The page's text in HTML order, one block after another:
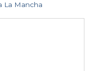
La Mancha